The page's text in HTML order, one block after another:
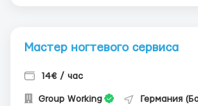
Мастер ногтевого сервиса
14€ / час
Group Working Германия